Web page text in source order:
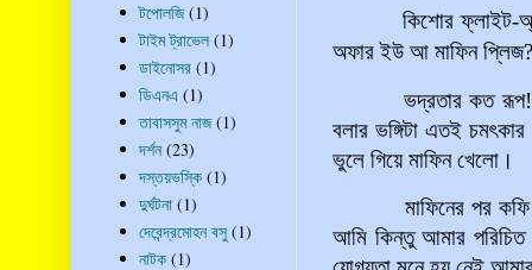
কিশোর ফ্লাইট-
অফার ইউ আ মাফিন প্লিজ?
ভদ্রতার কত রূপ!
বলার ভঙ্গিটা এতই চমৎকার
ভুলে গিয়ে মাফিন খেলো।
মাফিনের পর
আমি কিন্তু আমার পরিচিত
টপোলজি (1)
টাইম ট্রাভেল (1)
ডাইনোসর (1)
ডিএনএ (1)
তাবাসসুম নাজ (1)
দর্শন (23)
দস্তয়ভস্কি (1)
দুর্ঘটনা (1)
দেবেন্দ্রমোহন বসু (1)
নাটক (1)